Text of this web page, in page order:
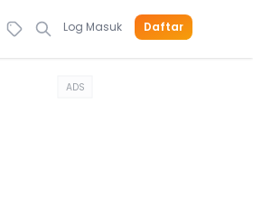
Log Masuk Daftar
ADS